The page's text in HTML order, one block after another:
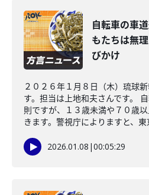
自転車の車
もたちは無
びかけ
２０２６年１月８日（木）琉球
す。担当は上地和夫さんです。
則ですが、１３歳未満や７０歳
きます。警視庁によりますと、東
2026.01.08 |00:05:29